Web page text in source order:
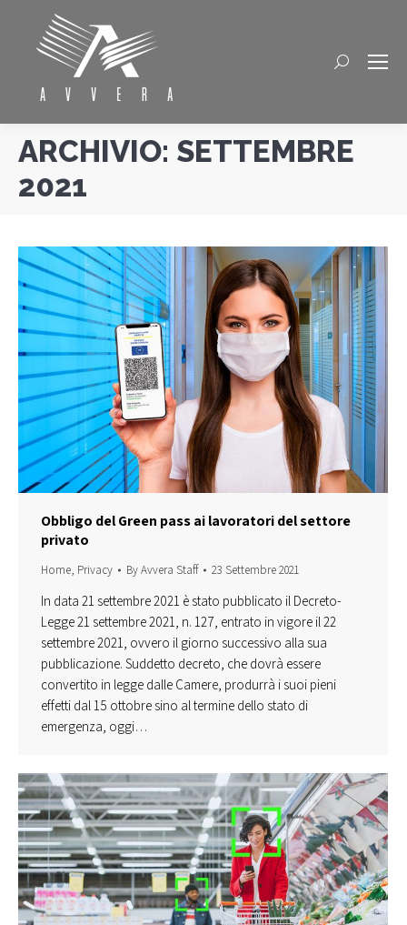
Cerca
ARCHIVIO: SETTEMBRE
2021
Obbligo del Green pass ai lavoratori del settore
privato
Home, Privacy ByAvvera Staff 23 Settembre 2021
In data 21 settembre 2021 è stato pubblicato il Decreto-
Legge 21 settembre 2021, n. 127, entrato in vigore il 22
settembre 2021, ovvero il giorno successivo alla sua
pubblicazione. Suddetto decreto, che dovrà essere
convertito in legge dalle Camere, produrrà i suoi pieni
effetti dal 15 ottobre sino al termine dello stato di
emergenza, oggi…